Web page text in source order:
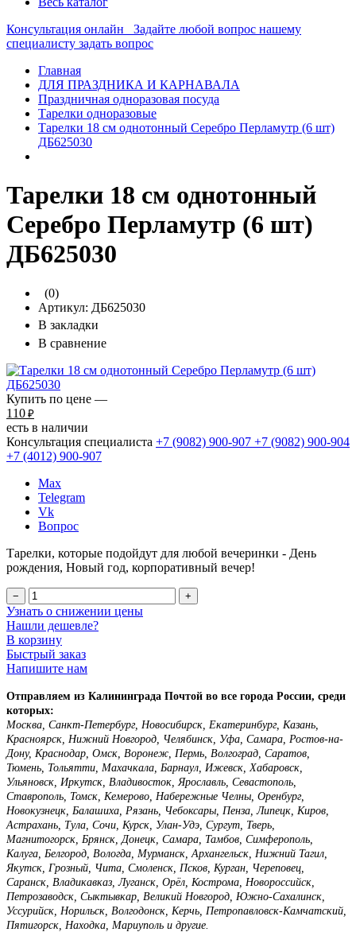
Консультация онлайн
Задайте любой вопрос нашему
специалисту задать вопрос
Главная
ДЛЯ ПРАЗДНИКА И КАРНАВАЛА
Праздничная одноразовая посуда
Тарелки одноразовые
Тарелки 18 см однотонный Серебро Перламутр (6 шт)
ДБ625030
Тарелки 18 см однотонный
Серебро Перламутр (6 шт)
ДБ625030
(0)
Артикул: ДБ625030
В закладки
В сравнение
Купить по цене —
110 ₽
есть в наличии
Консультация специалиста +7 (9082) 900-907 +7 (9082) 900-904
+7 (4012) 900-907
Max
Telegram
Vk
Вопрос
Тарелки, которые подойдут для любой вечеринки - День
рождения, Новый год, корпоративный вечер!
− +
Узнать о снижении цены
Нашли дешевле?
В корзину
Быстрый заказ
Напишите нам
Отправляем из Калининграда Почтой во все города России, среди
которых:
Москва, Санкт-Петербург, Новосибирск, Екатеринбург, Казань,
Красноярск, Нижний Новгород, Челябинск, Уфа, Самара, Ростов-на-
Дону, Краснодар, Омск, Воронеж, Пермь, Волгоград, Саратов,
Тюмень, Тольятти, Махачкала, Барнаул, Ижевск, Хабаровск,
Ульяновск, Иркутск, Владивосток, Ярославль, Севастополь,
Ставрополь, Томск, Кемерово, Набережные Челны, Оренбург,
Новокузнецк, Балашиха, Рязань, Чебоксары, Пенза, Липецк, Киров,
Астрахань, Тула, Сочи, Курск, Улан-Удэ, Сургут, Тверь,
Магнитогорск, Брянск, Донецк, Самара, Тамбов, Симферополь,
Калуга, Белгород, Вологда, Мурманск, Архангельск, Нижний Тагил,
Якутск, Грозный, Чита, Смоленск, Псков, Курган, Череповец,
Саранск, Владикавказ, Луганск, Орёл, Кострома, Новороссийск,
Петрозаводск, Сыктывкар, Великий Новгород, Южно-Сахалинск,
Уссурийск, Норильск, Волгодонск, Керчь, Петропавловск-Камчатский,
Пятигорск, Находка, Мариуполь и другие.